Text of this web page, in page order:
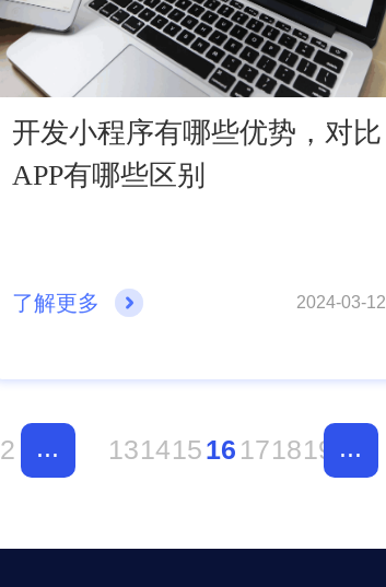
开发小程序有哪些优势，对比
APP有哪些区别
了解更多 2024-03-12
2 ... 13141516 171819 ...